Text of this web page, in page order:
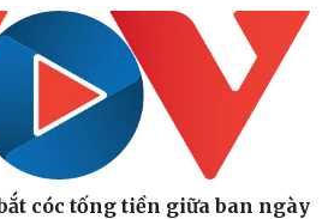
Tin Công nghệ
Trải nghiệm
Chuyển đổi số
cóc tống tiền giữa ban ngày